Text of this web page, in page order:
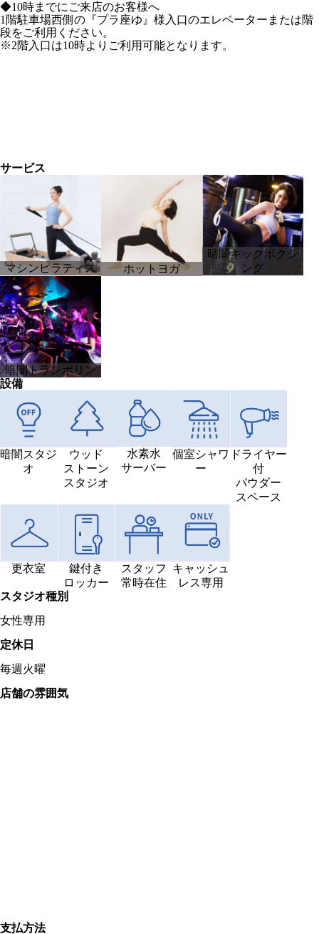
◆10時までにご来店のお客様へ
1階駐車場西側の『プラ座ゆ』様入口のエレベーターまたは階
段をご利用ください。
※2階入口は10時よりご利用可能となります。
サービス
マシンピラティス ホットヨガ
暗闇キックボクシ
ング
暗闇トランポリン
設備
暗闇スタジ
オ
ウッド
ストーン
スタジオ
水素水
サーバー
個室シャワ
ー
ドライヤー
付
パウダー
スペース
更衣室
鍵付き
ロッカー
スタッフ
常時在住
キャッシュ
レス専用
スタジオ種別
女性専用
定休日
毎週火曜
店舗の雰囲気
支払方法